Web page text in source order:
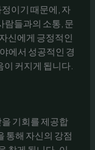
이기 때문에, 자
람들과의 소통, 문
신에게 긍정적인
에서 성공적인 경
커지게 됩니다.
기회를 제공합
통해 자신의 강점